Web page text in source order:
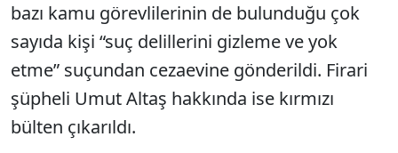
bazı kamu görevlilerinin de bulunduğu çok
sayıda kişi “suç delillerini gizleme ve yok
etme” suçundan cezaevine gönderildi. Firari
şüpheli Umut Altaş hakkında ise kırmızı
bülten çıkarıldı.